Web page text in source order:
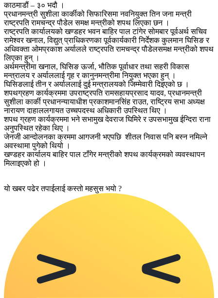
काठमाडौं – ३० भदौ ।
प्रधानमन्त्री सुशीला कार्कीको सिफारिसमा नवनियुक्त तिन जना मन्त्री
राष्ट्रपति रामचन्द्र पौडेल समक्ष मन्त्रीको शपथ लिएका छन ।
राष्ट्रपति कार्यालयको खण्डहर भवन बाहिर पाल टांगेर सोमबार पूर्वअर्थ सचिव
रामेश्वर खनाल, विद्युत् प्राधिकरणका पूर्वकार्यकारी निर्देशक कुलमान घिसिङ र
अधिवक्ता ओमप्रकाश अर्यालले राष्ट्रपति रामचन्द्र पौडेलसमक्ष मन्त्रीको शपथ
लिएका हुन् ।
अर्थमन्त्रीमा खनाल, घिसिङ ऊर्जा, भौतिक पूर्वाधार तथा सहरी विकास
मन्त्रालय र अर्याललाई गृह र कानुनमन्त्रीमा नियुक्त भएका हुन् ।
घिसिङलाई तीन र अर्याललाई दुई मन्त्रालयको जिम्मेवारी दिइएको छ ।
शपथग्रहण कार्यक्रममा उपराष्ट्रपति रामसहायप्रसाद यादव, प्रधानमन्त्री
सुशीला कार्की प्रधानन्यायाधीश प्रकाशमानसिंह राउत, राष्ट्रिय सभा अध्यक्ष
नारायण दाहाललगायत उच्चपदस्थ अधिकारी उपस्थित थिए ।
शपथ ग्रहण कार्यक्रममा भने सभामुख देवराज घिमिरे र उपसभामुख ईन्दिरा राना
अनुपस्थित रहेका थिए ।
जेनजी आन्दोलनका क्रममा आगजनी भएपछि शीतल निवास पनि बस्न नमिल्ने
अवस्थामा पुगेको थियो ।
खण्डहर कार्यालय बाहिर पाल टाँगेर मन्त्रीको शपथ कार्यक्रमको व्यवस्थापन
मिलाइएको हो ।
यो खबर पढेर तपाईलाई कस्तो महसुस भयो ?